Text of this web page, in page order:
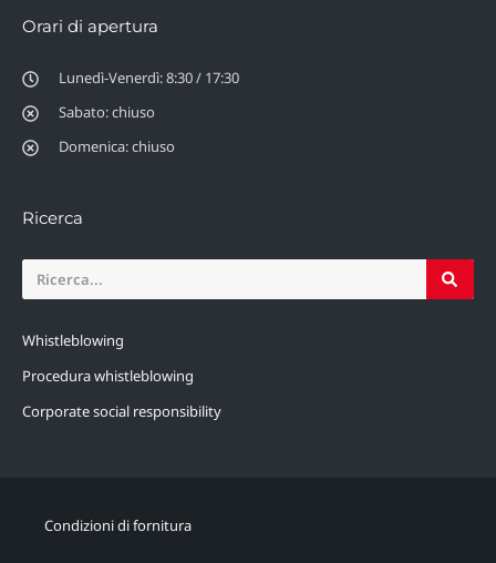
Orari di apertura
Lunedì-Venerdì: 8:30 / 17:30
Sabato: chiuso
Domenica: chiuso
Ricerca
Whistleblowing
Procedura whistleblowing
Corporate social responsibility
Condizioni di fornitura